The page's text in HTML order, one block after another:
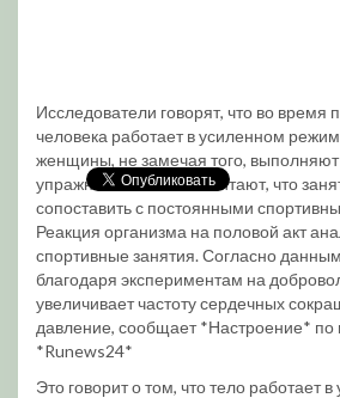
Исследователи говорят, что во время
человека работает в усиленном
женщины, не замечая того,
упражнения. Ученые считают, что
сопоставить с постоянными
Реакция организма на половой акт
спортивные занятия. Согласно
благодаря экспериментам на
увеличивает частоту сердечных
давление, сообщает *Настроение* по
*Runews24*
Это говорит о том, что тело работает